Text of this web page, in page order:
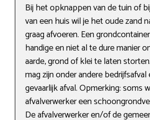
Bij het opknappen van de tuin of
van een huis wil je het oude zand
graag afvoeren. Een
handige en niet al te dure manier
aarde, grond of klei te laten
mag zijn onder andere bedrijfsafval
gevaarlijk afval. Opmerking: soms
afvalverwerker een
De afvalverwerker en/of de